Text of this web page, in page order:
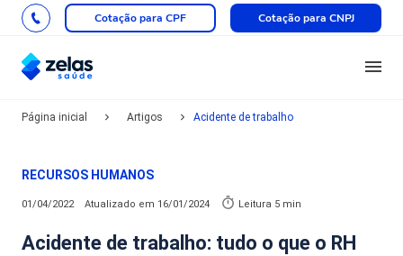
Cotação para CPF Cotação para CNPJ
Página inicial Artigos Acidente de trabalho
RECURSOS HUMANOS
01/04/2022 Atualizado em 16/01/2024 Leitura 5 min
Acidente de trabalho: tudo o que o RH